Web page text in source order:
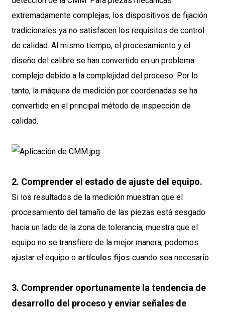
extremadamente complejas, los dispositivos de fijación
tradicionales ya no satisfacen los requisitos de control
de calidad. Al mismo tiempo, el procesamiento y el
diseño del calibre se han convertido en un problema
complejo debido a la complejidad del proceso. Por lo
tanto, la máquina de medición por coordenadas se ha
convertido en el principal método de inspección de
calidad.
2. Comprender el estado de ajuste del equipo.
Si los resultados de la medición muestran que el
procesamiento del tamaño de las piezas está sesgado
hacia un lado de la zona de tolerancia, muestra que el
equipo no se transfiere de la mejor manera, podemos
ajustar el equipo o artículos fijos cuando sea necesario.
3. Comprender oportunamente la tendencia de
desarrollo del proceso y enviar señales de